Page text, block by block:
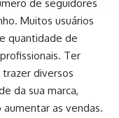
de seguidores
Muitos usuários
quantidade de
Ter
diversos
da sua marca,
as vendas.